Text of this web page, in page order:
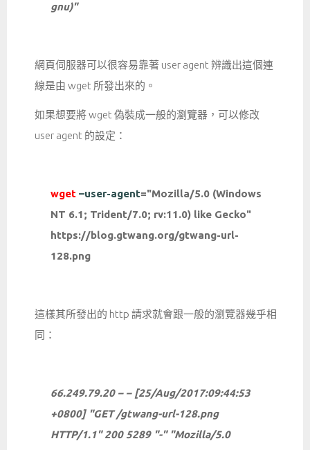
gnu)"
網頁伺服器可以很容易靠著 user agent 辨識出這個連
線是由 wget 所發出來的。
如果想要將 wget 偽裝成一般的瀏覽器，可以修改
user agent 的設定：
wget –user-agent="Mozilla/5.0 (Windows
NT 6.1; Trident/7.0; rv:11.0) like Gecko"
https://blog.gtwang.org/gtwang-url-
128.png
這樣其所發出的 http 請求就會跟一般的瀏覽器幾乎相
同：
66.249.79.20 – – [25/Aug/2017:09:44:53
+0800] "GET /gtwang-url-128.png
HTTP/1.1" 200 5289 "-" "Mozilla/5.0